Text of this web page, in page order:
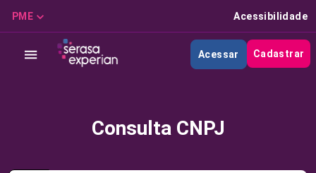
PME Acessibilidade
Acessar Cadastrar
Consulta CNPJ